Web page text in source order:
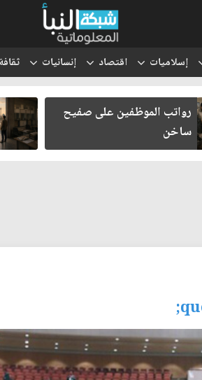
إسلاميات اقتصاد إنسانيات
رواتب الموظفين على صفيح
ساخن